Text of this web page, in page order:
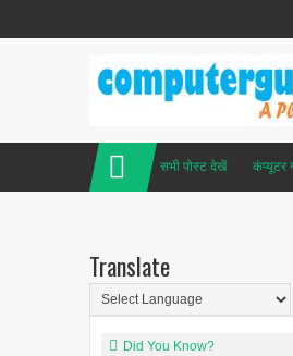
सभी पोस्ट देखें कंप्यूटर
Translate
Did You Know?